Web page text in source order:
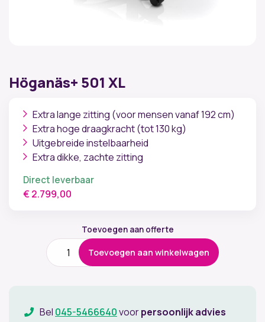
Höganäs+ 501 XL
Extra lange zitting (voor mensen vanaf 192 cm)
Extra hoge draagkracht (tot 130 kg)
Uitgebreide instelbaarheid
Extra dikke, zachte zitting
Direct leverbaar
€ 2.799,00
Toevoegen aan offerte
Höganäs+
501
XL
Toevoegen aan winkelwagen
Bel 045-5466640voorpersoonlijk advies